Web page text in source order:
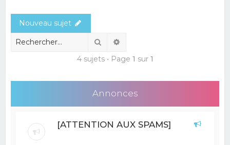
r
Nouveau sujet
Rechercher
4 sujets • Page 1 sur 1
Annonces
[ATTENTION AUX SPAMS]